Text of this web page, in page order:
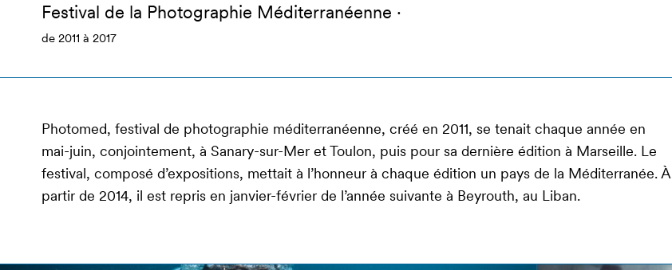
Festival de la Photographie Méditerranéenne ·
de 2011 à 2017
Photomed, festival de photographie méditerranéenne, créé en 2011, se tenait chaque année en
mai-juin, conjointement, à Sanary-sur-Mer et Toulon, puis pour sa dernière édition à Marseille. Le
festival, composé d’expositions, mettait à l’honneur à chaque édition un pays de la Méditerranée. À
partir de 2014, il est repris en janvier-février de l’année suivante à Beyrouth, au Liban.